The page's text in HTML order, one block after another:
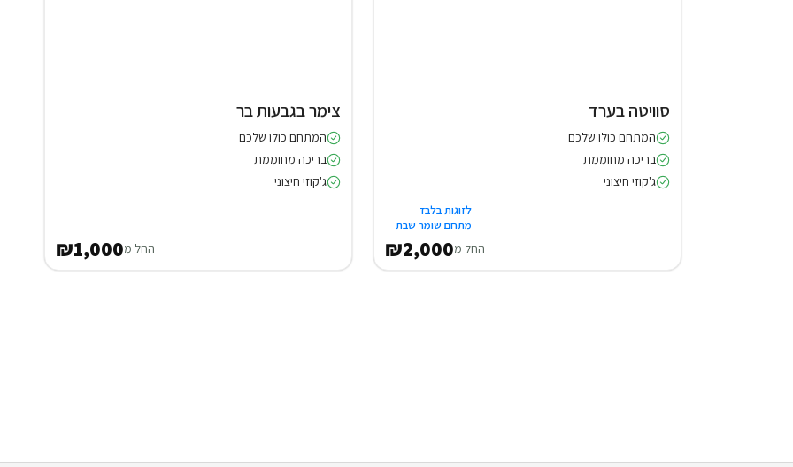
סוויטה בערד
המתחם כולו שלכם
בריכה מחוממת
ג'קוזי חיצוני
לזוגות בלבד
מתחם שומר שבת
החל מ₪2,000
צימר בגבעות בר
המתחם כולו שלכם
בריכה מחוממת
ג'קוזי חיצוני
החל מ₪1,000